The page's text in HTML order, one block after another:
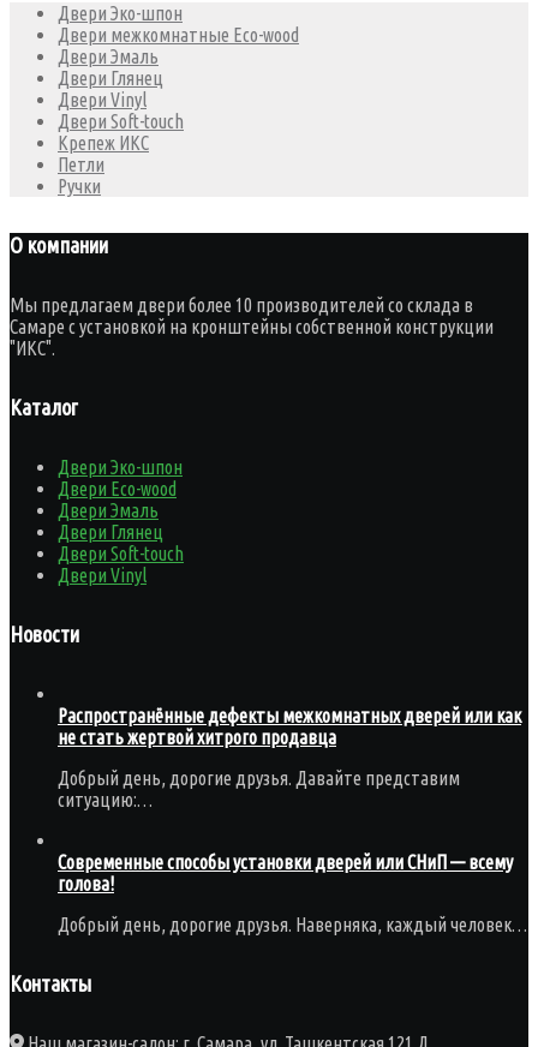
Двери Эко-шпон
Двери межкомнатные Eco-wood
Двери Эмаль
Двери Глянец
Двери Vinyl
Двери Soft-touch
Крепеж ИКС
Петли
Ручки
О компании
Мы предлагаем двери более 10 производителей со склада в
Самаре с установкой на кронштейны собственной конструкции
"ИКС".
Каталог
Двери Эко-шпон
Двери Eco-wood
Двери Эмаль
Двери Глянец
Двери Soft-touch
Двери Vinyl
Новости
Распространённые дефекты межкомнатных дверей или как
не стать жертвой хитрого продавца
Добрый день, дорогие друзья. Давайте представим
ситуацию:…
Современные способы установки дверей или СНиП — всему
голова!
Добрый день, дорогие друзья. Наверняка, каждый человек…
Контакты